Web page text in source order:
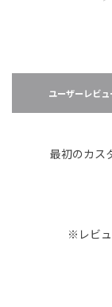
ユーザーレビュ
最初のカス
※レビ